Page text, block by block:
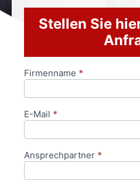
Stellen Sie
Anfrageformular
Firmenname *
E-Mail *
Ansprechpartner *